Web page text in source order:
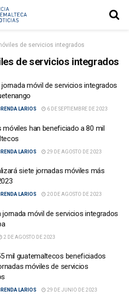
de servicios integrados
de servicios integrados
móvil de servicios integrados
LARIOS 6 DE SEPTIEMBRE DE 2023
móviles han beneficiado a 80 mil
LARIOS 29 DE AGOSTO DE 2023
siete jornadas móviles más
LARIOS 20 DE AGOSTO DE 2023
jornada móvil de servicios integrados
2 DE AGOSTO DE 2023
mil guatemaltecos beneficiados
móviles de servicios
LARIOS 29 DE JUNIO DE 2023